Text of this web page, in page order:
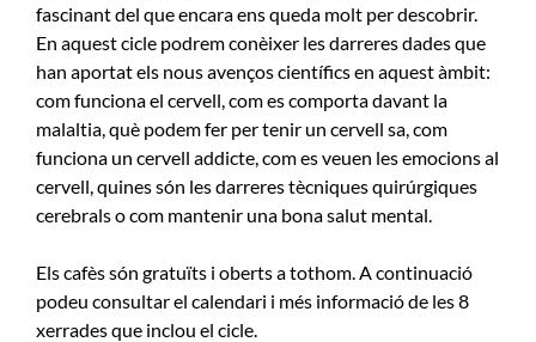
fascinant del que encara ens queda molt per descobrir.
En aquest cicle podrem conèixer les darreres dades que
han aportat els nous avenços científics en aquest àmbit:
com funciona el cervell, com es comporta davant la
malaltia, què podem fer per tenir un cervell sa, com
funciona un cervell addicte, com es veuen les emocions al
cervell, quines són les darreres tècniques quirúrgiques
cerebrals o com mantenir una bona salut mental.
Els cafès són gratuïts i oberts a tothom. A continuació
podeu consultar el calendari i més informació de les 8
xerrades que inclou el cicle.